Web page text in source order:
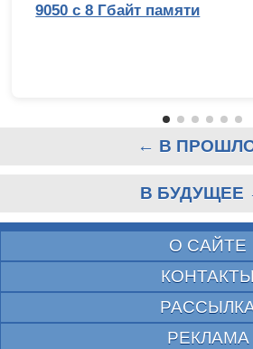
9050 с 8 Гбайт памяти
← В
В БУДУЩЕЕ
О САЙТЕ
КОНТАКТЫ
РЕКЛАМА